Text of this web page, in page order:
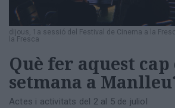
dijous, 1a sessió del Festival de Cinema a la
la Fresca
Què fer aquest cap
setmana a
Actes i activitats del 2 al 5 de juliol